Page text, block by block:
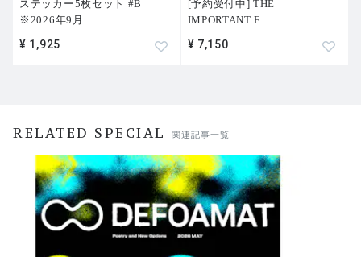
ステッカー5枚セット #B
※2026年9月 …
¥ 1,925
[予約受付中] THE
IMPORTANT F…
¥ 7,150
RELATED SPECIAL 関連記事一覧